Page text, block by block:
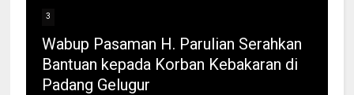
3
Wabup Pasaman H. Parulian Serahkan
Bantuan kepada Korban Kebakaran di
Padang Gelugur